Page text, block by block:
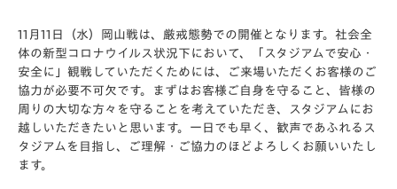
11月11日（水）岡山戦は、 厳戒態勢での開催となります。社会全
体の新型コロナウイルス状況下において、「スタジアムで安心・
安全に」観戦していただくためには、ご来場いただくお客様のご
協力が必要不可欠です。まずはお客様ご自身を守ること、皆様の
周りの大切な方々を守ることを考えていただき、スタジアムにお
越しいただきたいと思います。一日でも早く、歓声であふれるス
タジアムを目指し、ご理解・ご協力のほどよろしくお願いいたし
ます。